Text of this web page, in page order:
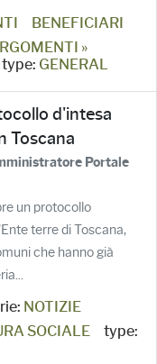
BENEFICIARI
»
type: GENERAL
d'intesa
Toscana
Portale
un protocollo
terre di Toscana,
che hanno già
NOTIZIE
SOCIALE
type: